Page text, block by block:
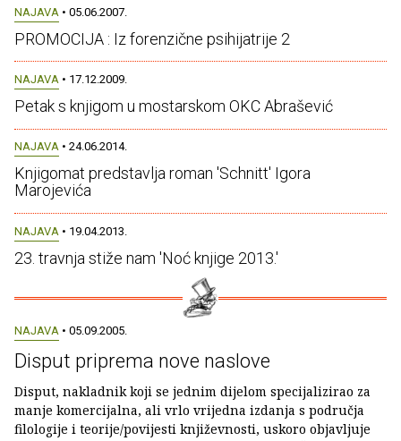
NAJAVA • 05.06.2007.
PROMOCIJA : Iz forenzične psihijatrije 2
NAJAVA • 17.12.2009.
Petak s knjigom u mostarskom OKC Abrašević
NAJAVA • 24.06.2014.
Knjigomat predstavlja roman 'Schnitt' Igora
Marojevića
NAJAVA • 19.04.2013.
23. travnja stiže nam 'Noć knjige 2013.'
NAJAVA • 05.09.2005.
Disput priprema nove naslove
Disput, nakladnik koji se jednim dijelom specijalizirao za
manje komercijalna, ali vrlo vrijedna izdanja s područja
filologije i teorije/povijesti književnosti, uskoro objavljuje